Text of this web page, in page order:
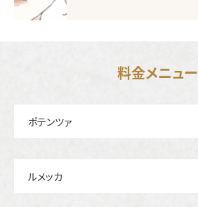
料金メニュー
ポテンツァ
ルメッカ